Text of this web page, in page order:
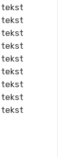
tekst
tekst
tekst
tekst
tekst
tekst
tekst
tekst
tekst